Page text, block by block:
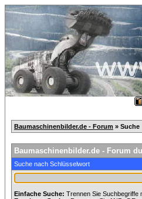
Baumaschinenbilder.de - Forum » Suche
Baumaschinenbilder.de - Forum
Suche nach Schlüsselwort
Einfache Suche: Trennen Sie Suchbegriffe